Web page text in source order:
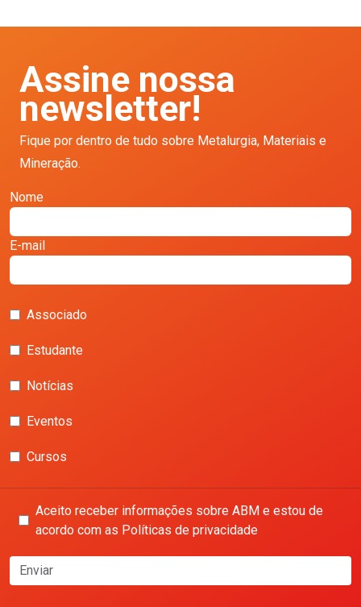
Assine nossa
newsletter!
Fique por dentro de tudo sobre Metalurgia, Materiais e
Mineração.
Nome
E-mail
Associado
Estudante
Notícias
Eventos
Cursos
Aceito receber informações sobre ABM e estou de
acordo com as Políticas de privacidade
Enviar